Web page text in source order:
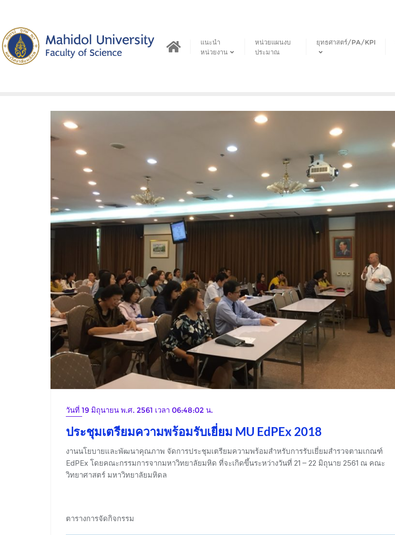
content
แนะนำ
หน่วยงาน
หน่วยแผนงบ
ประมาณ
ยุทธศาสตร์/PA/KPI
วันที่ 19 มิถุนายน พ.ศ. 2561 เวลา 06:48:02 น.
ประชุมเตรียมความพร้อมรับเยี่ยม MU EdPEx 2018
งานนโยบายและพัฒนาคุณภาพ จัดการประชุมเตรียมความพร้อมสำหรับการรับเยี่ยมสำรวจตามเกณฑ์
EdPEx โดยคณะกรรมการจากมหาวิทยาลัยมหิด ที่จะเกิดขึ้นระหว่างวันที่ 21 – 22 มิถุนาย 2561 ณ คณะ
วิทยาศาสตร์ มหาวิทยาลัยมหิดล
ตารางการจัดกิจกรรม